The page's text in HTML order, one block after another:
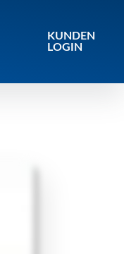
KUNDEN
LOGIN